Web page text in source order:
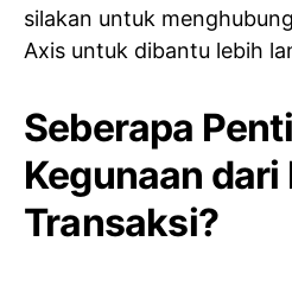
silakan untuk
Axis untuk dibantu lebih
Seberapa
Kegunaan dari
Transaksi?